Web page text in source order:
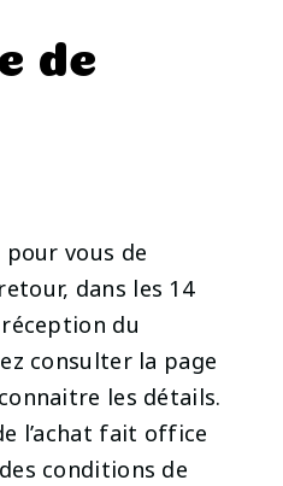
de
vous de
dans les 14
du
consulter la page
les détails.
l’achat fait office
conditions de